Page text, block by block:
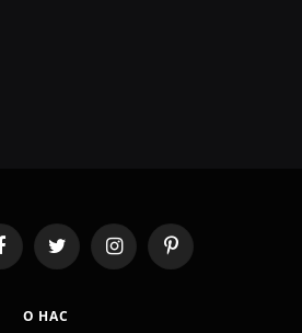
FacebookTwitter InstagramPinterest
О НАС